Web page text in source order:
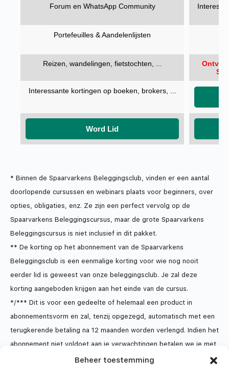
Beheer toestemming
Forum en WhatsApp Community
Portefeuilles & Aandelenlijsten
Reizen, wandelingen, fietstochten, ...
Interessante kortingen op boeken, brokers, ...
Word Lid
* Binnen de Spaarvarkens Beleggingsclub, vinden er een aantal
doorlopende cursussen en webinars plaats voor beginners, over
opties, obligaties, enz. Ze zijn een perfect vervolg op de
Spaarvarkens Beleggingscursus, maar de grote Spaarvarkens
Beleggingscursus is niet inclusief in dit pakket.
** De korting op het abonnement van de Spaarvarkens
Beleggingsclub is een eenmalige korting voor wie nog nooit
eerder lid is geweest van onze beleggingsclub. Je zal deze
korting aangeboden krijgen aan het einde van de cursus.
*/*** Dit is voor een gedeelte of helemaal een product in
abonnementsvorm en zal, tenzij opgezegd, automatisch met een
terugkerende betaling na 12 maanden worden verlengd. Indien het
abonnement niet voldoet aan je verwachtingen betalen we je met
alle plezier en zonder problemen binnen een termijn van 30 dagen